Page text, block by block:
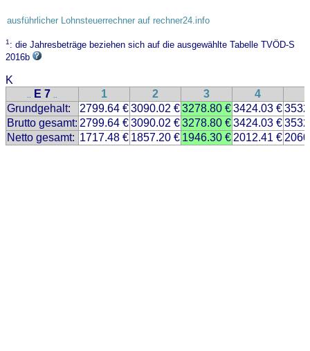
ausführlicher Lohnsteuerrechner auf rechner24.info
1: die Jahresbeträge beziehen sich auf die ausgewählte Tabelle TVÖD-S
2016b
K
.. E 7 .. 1 2 3 4
Grundgehalt:
2799.64 €3090.02 €3278.80 €3424.03 €
Brutto gesamt: 2799.64 €3090.02 €3278.80 €3424.03 €
Netto gesamt: 1717.48 € 1857.20 € 1946.30 € 2012.41 €